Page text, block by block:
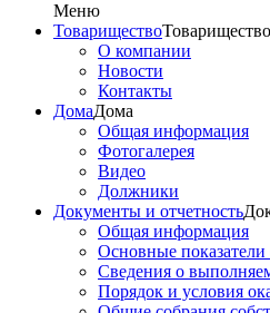
Меню
ТовариществоТоварищество
О компании
Новости
Контакты
ДомаДома
Общая информация
Фотогалерея
Видео
Должники
Документы и отчетность
Общая информация
Основные показатели
Сведения о
Порядок и условия